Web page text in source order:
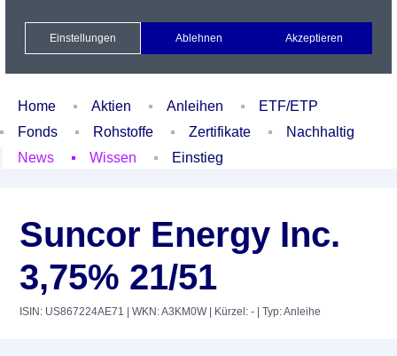
Xetra Realtime
Watchlist Portfolio Login
Home Aktien Anleihen
ETF/ETP
Fonds
Rohstoffe Zertifikate
Nachhaltig
News
Wissen Einstieg
Suncor Energy Inc.
3,75% 21/51
ISIN: US867224AE71 | WKN: A3KM0W| Kürzel: - | Typ: Anleihe
Einstellungen Ablehnen Akzeptieren